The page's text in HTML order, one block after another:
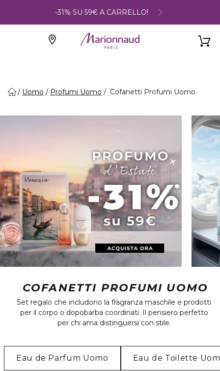
-31% SU 59€ A CARRELLO!
Uomo Profumi Uomo Cofanetti Profumi Uomo
COFANETTI PROFUMI UOMO
Set regalo che includono la fragranza maschile e prodotti
per il corpo o dopobarba coordinati. Il pensiero perfetto
per chi ama distinguersi con stile.
Eau de Parfum Uomo Eau de Toilette